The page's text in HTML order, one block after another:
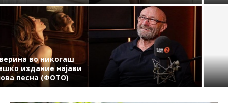
Фил Колинс откри низ
каков пекол поминал:
„Луѓето доаѓаа да се
простат...
„Тоа беше време кога се
живееше поздраво“:
Летувањето во Југославија
беше сосема...